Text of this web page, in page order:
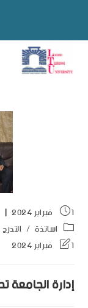
1 فبراير 2024
اساتذة /
1 فبراير 2024
إدارة الجامعة